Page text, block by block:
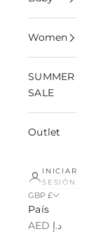
Women
SUMMER
SALE
Outlet
INICIAR
SESIÓN
GBP £
País
AED د.إ